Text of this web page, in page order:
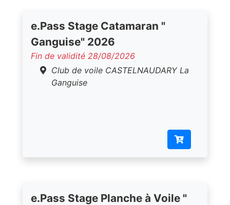
e.Pass Stage Catamaran "
Ganguise" 2026
Fin de validité 28/08/2026
Club de voile CASTELNAUDARY La
Ganguise
e.Pass Stage Planche à Voile "